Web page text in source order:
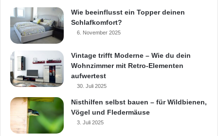
Wie beeinflusst ein Topper deinen
Schlafkomfort?
6. November 2025
Vintage trifft Moderne – Wie du dein
Wohnzimmer mit Retro-Elementen
aufwertest
30. Juli 2025
Nisthilfen selbst bauen – für Wildbienen,
Vögel und Fledermäuse
3. Juli 2025